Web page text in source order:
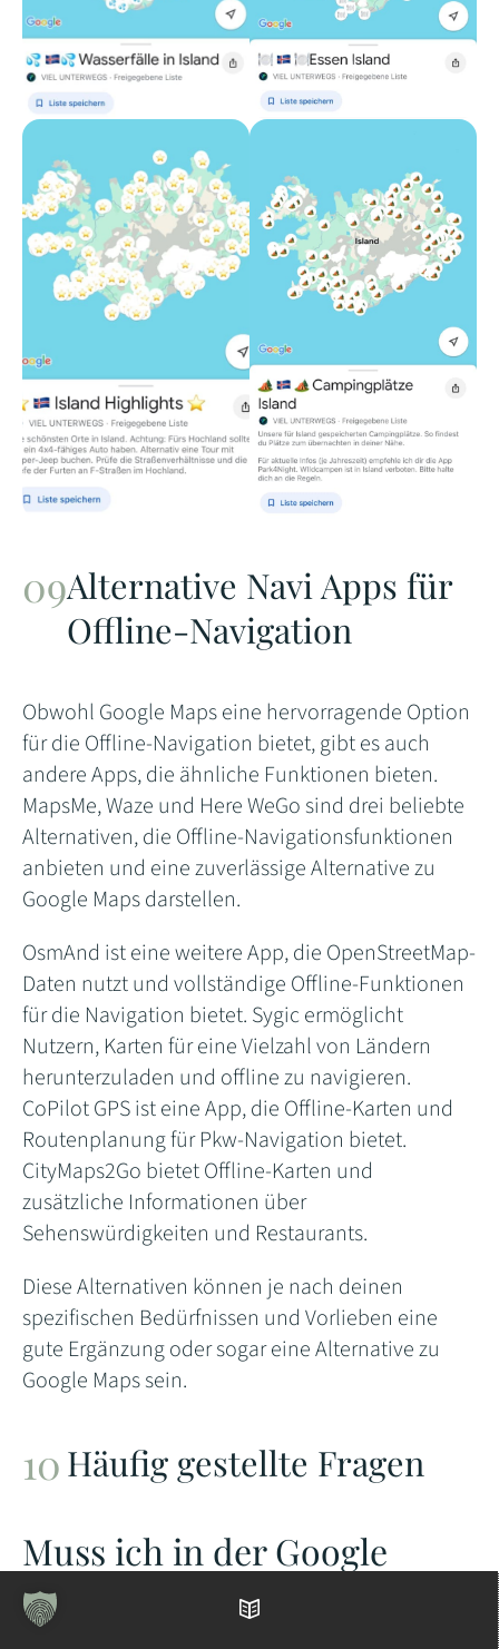
Alternative Navi Apps für
Offline-Navigation
Obwohl Google Maps eine hervorragende Option
für die Offline-Navigation bietet, gibt es auch
andere Apps, die ähnliche Funktionen bieten.
MapsMe, Waze und Here WeGo sind drei beliebte
Alternativen, die Offline-Navigationsfunktionen
anbieten und eine zuverlässige Alternative zu
Google Maps darstellen.
OsmAnd ist eine weitere App, die OpenStreetMap-
Daten nutzt und vollständige Offline-Funktionen
für die Navigation bietet. Sygic ermöglicht
Nutzern, Karten für eine Vielzahl von Ländern
herunterzuladen und offline zu navigieren.
CoPilot GPS ist eine App, die Offline-Karten und
Routenplanung für Pkw-Navigation bietet.
CityMaps2Go bietet Offline-Karten und
zusätzliche Informationen über
Sehenswürdigkeiten und Restaurants.
Diese Alternativen können je nach deinen
spezifischen Bedürfnissen und Vorlieben eine
gute Ergänzung oder sogar eine Alternative zu
Google Maps sein.
Häufig gestellte Fragen
Muss ich in der Google
Maps App angemeldet sein,
um OfflinekartenInhaltsverzeichnis